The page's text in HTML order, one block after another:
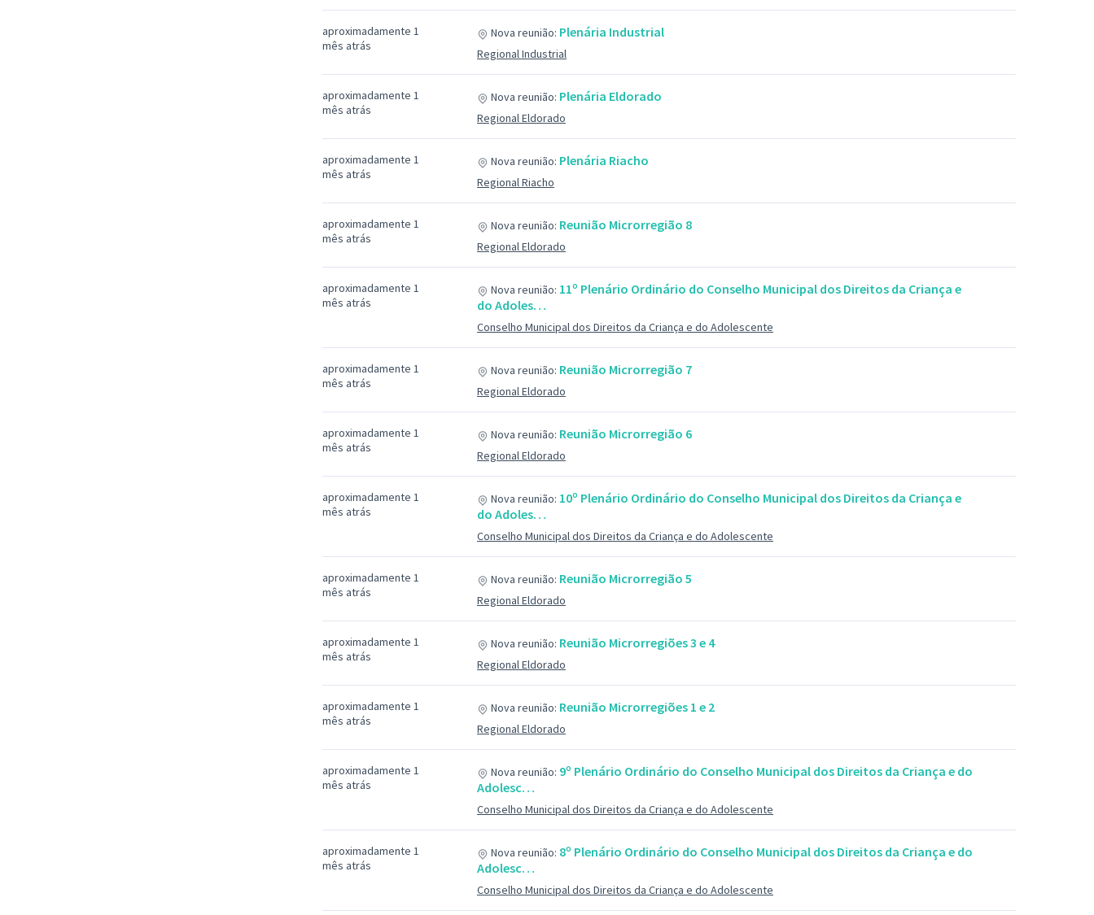
aproximadamente 1
mês atrás
Nova reunião: Plenária Industrial
Regional Industrial
aproximadamente 1
mês atrás
Nova reunião: Plenária Eldorado
Regional Eldorado
aproximadamente 1
mês atrás
Nova reunião: Plenária Riacho
Regional Riacho
aproximadamente 1
mês atrás
Nova reunião: Reunião Microrregião 8
Regional Eldorado
aproximadamente 1
mês atrás
Nova reunião: 11º Plenário Ordinário do Conselho Municipal dos Direitos da Criança e
do Adoles…
Conselho Municipal dos Direitos da Criança e do Adolescente
aproximadamente 1
mês atrás
Nova reunião: Reunião Microrregião 7
Regional Eldorado
aproximadamente 1
mês atrás
Nova reunião: Reunião Microrregião 6
Regional Eldorado
aproximadamente 1
mês atrás
Nova reunião: 10º Plenário Ordinário do Conselho Municipal dos Direitos da Criança e
do Adoles…
Conselho Municipal dos Direitos da Criança e do Adolescente
aproximadamente 1
mês atrás
Nova reunião: Reunião Microrregião 5
Regional Eldorado
aproximadamente 1
mês atrás
Nova reunião: Reunião Microrregiões 3 e 4
Regional Eldorado
aproximadamente 1
mês atrás
Nova reunião: Reunião Microrregiões 1 e 2
Regional Eldorado
aproximadamente 1
mês atrás
Nova reunião: 9º Plenário Ordinário do Conselho Municipal dos Direitos da Criança e do
Adolesc…
Conselho Municipal dos Direitos da Criança e do Adolescente
aproximadamente 1
mês atrás
Nova reunião: 8º Plenário Ordinário do Conselho Municipal dos Direitos da Criança e do
Adolesc…
Conselho Municipal dos Direitos da Criança e do Adolescente